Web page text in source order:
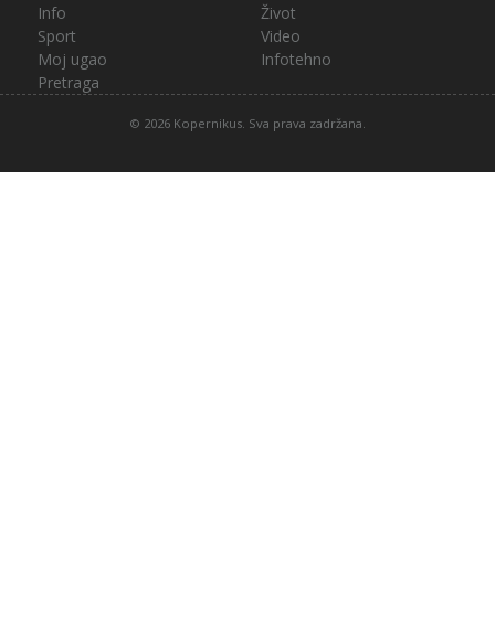
Info
Život
Sport
Video
Moj ugao
Infotehno
Pretraga
© 2026 Kopernikus. Sva prava zadržana.